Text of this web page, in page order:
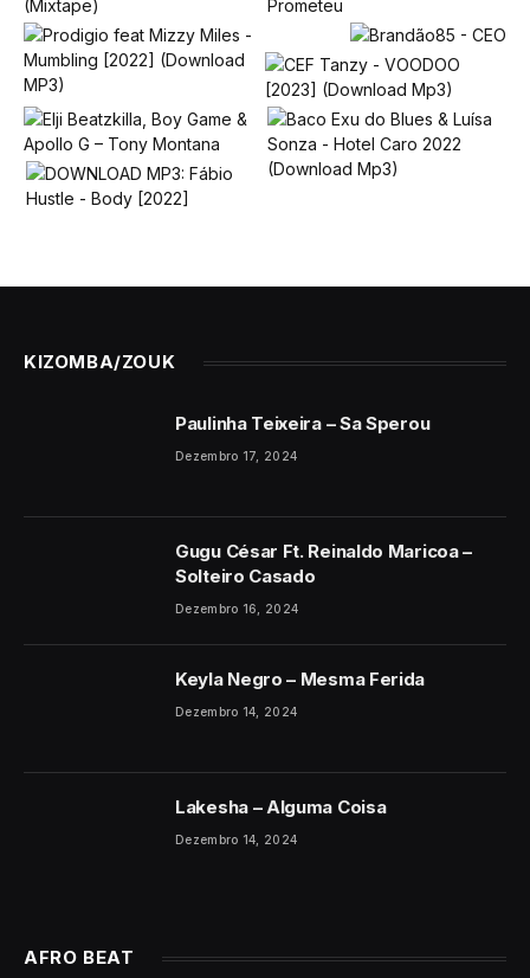
KIZOMBA/ZOUK
Paulinha Teixeira – Sa Sperou
Dezembro 17, 2024
Gugu César Ft. Reinaldo Maricoa –
Solteiro Casado
Dezembro 16, 2024
Keyla Negro – Mesma Ferida
Dezembro 14, 2024
Lakesha – Alguma Coisa
Dezembro 14, 2024
AFRO BEAT